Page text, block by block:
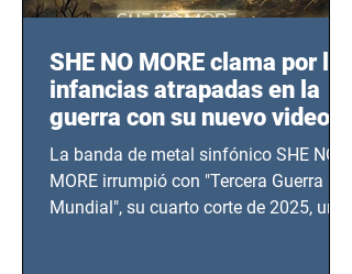
SHE NO MORE clama por las
infancias atrapadas en la
guerra con su nuevo video
TERCERA GUERRA
MUNDIAL
La banda de metal sinfónico SHE NO
MORE irrumpió con "Tercera Guerra
Mundial", su cuarto corte de 2025, un